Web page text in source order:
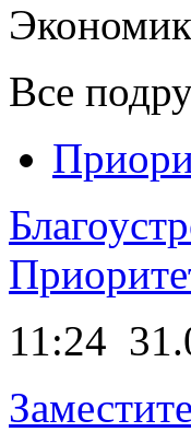
Все
11:24